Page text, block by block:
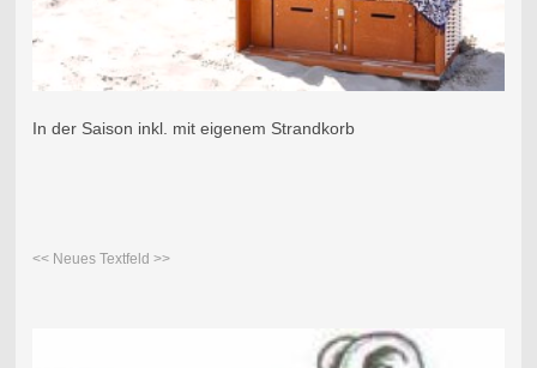
In der Saison inkl. mit eigenem Strandkorb
<< Neues Textfeld >>